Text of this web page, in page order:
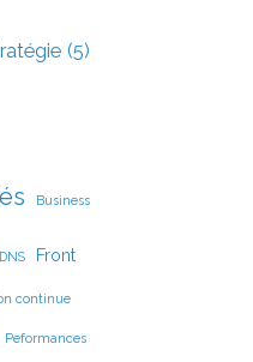
(5)
Business
DNS Front
continue
Peformances